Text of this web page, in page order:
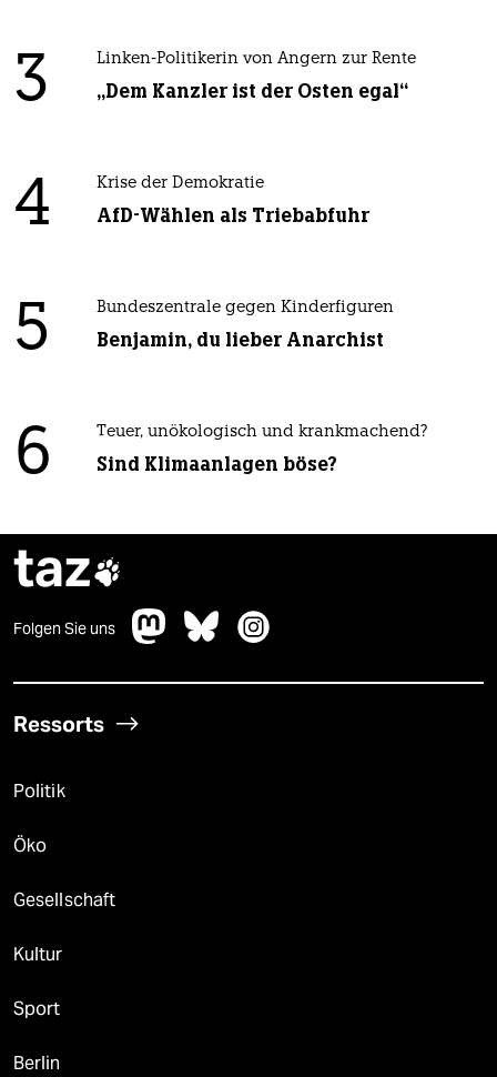
3 Linken-Politikerin von Angern zur Rente
„Dem Kanzler ist der Osten egal“
4 Krise der Demokratie
AfD-Wählen als Triebabfuhr
5 Bundeszentrale gegen Kinderfiguren
Benjamin, du lieber Anarchist
6 Teuer, unökologisch und krankmachend?
Sind Klimaanlagen böse?
taz
Folgen Sie uns
Ressorts
Politik
Öko
Gesellschaft
Kultur
Sport
Berlin